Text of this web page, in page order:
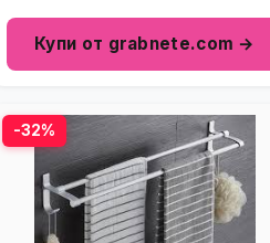
Купи от grabnete.com →
-32%